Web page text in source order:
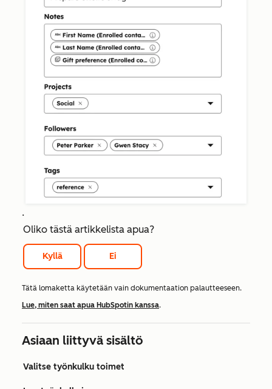
.
Oliko tästä artikkelista apua?
Kyllä Ei
Tätä lomaketta käytetään vain dokumentaation palautteeseen.
Lue, miten saat apua HubSpotin kanssa.
Asiaan liittyvä sisältö
Valitse työnkulku toimet